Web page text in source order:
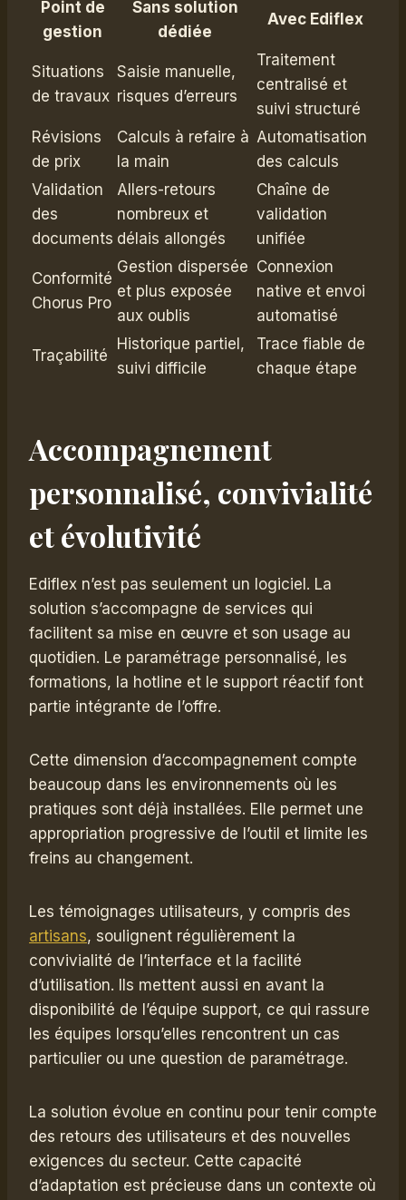
Point de
gestion
Sans solution
dédiée
Avec Ediflex
Situations
de travaux
Saisie manuelle,
risques d’erreurs
Traitement
centralisé et
suivi structuré
Révisions
de prix
Calculs à refaire à
la main
Automatisation
des calculs
Validation
des
documents
Allers-retours
nombreux et
délais allongés
Chaîne de
validation
unifiée
Conformité
Chorus Pro
Gestion dispersée
et plus exposée
aux oublis
Connexion
native et envoi
automatisé
Traçabilité
Historique partiel,
suivi difficile
Trace fiable de
chaque étape
Accompagnement
personnalisé, convivialité
et évolutivité
Ediflex n’est pas seulement un logiciel. La
solution s’accompagne de services qui
facilitent sa mise en œuvre et son usage au
quotidien. Le paramétrage personnalisé, les
formations, la hotline et le support réactif font
partie intégrante de l’offre.
Cette dimension d’accompagnement compte
beaucoup dans les environnements où les
pratiques sont déjà installées. Elle permet une
appropriation progressive de l’outil et limite les
freins au changement.
Les témoignages utilisateurs, y compris des
artisans, soulignent régulièrement la
convivialité de l’interface et la facilité
d’utilisation. Ils mettent aussi en avant la
disponibilité de l’équipe support, ce qui rassure
les équipes lorsqu’elles rencontrent un cas
particulier ou une question de paramétrage.
La solution évolue en continu pour tenir compte
des retours des utilisateurs et des nouvelles
exigences du secteur. Cette capacité
d’adaptation est précieuse dans un contexte où